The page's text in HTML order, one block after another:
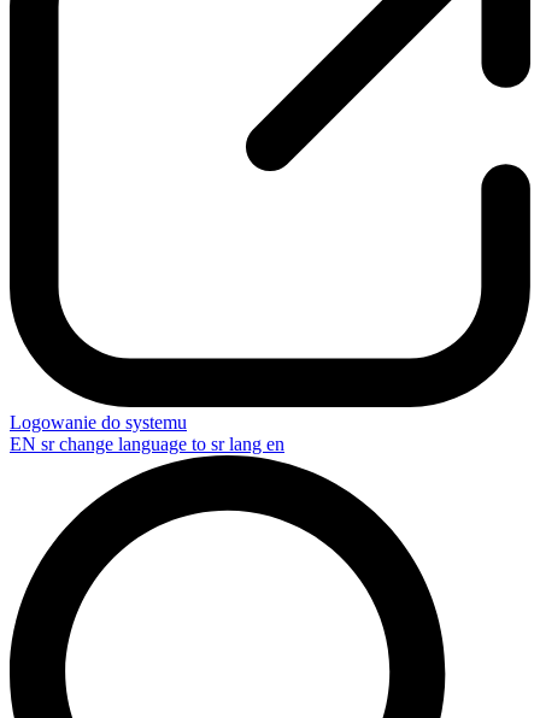
Logowanie do systemu
EN sr change language to sr lang en